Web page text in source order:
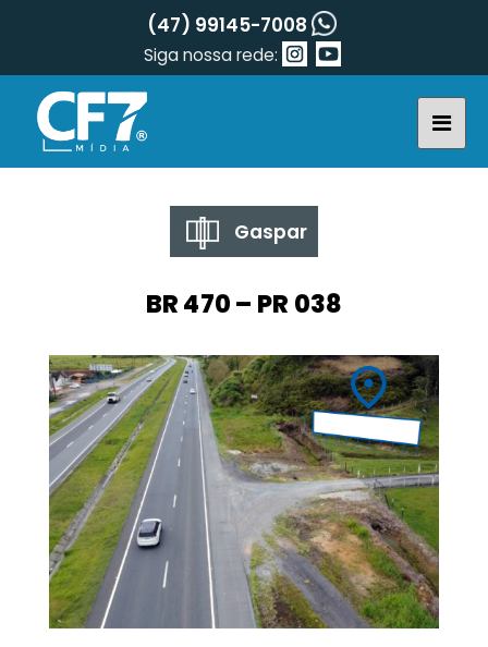
(47) 99145-7008
Siga nossa rede:
Gaspar
BR 470 – PR 038